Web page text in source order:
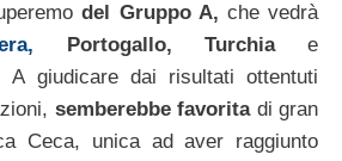
del Gruppo A, che vedrà
Portogallo, Turchia e
A giudicare dai risultati ottentuti
semberebbe favorita di gran
Ceca, unica ad aver raggiunto